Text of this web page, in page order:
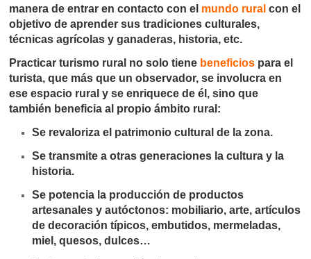
manera de entrar en contacto con el mundo rural con el
objetivo de aprender sus tradiciones culturales,
técnicas agrícolas y ganaderas, historia, etc.
Practicar turismo rural no solo tiene beneficios para el
turista, que más que un observador, se involucra en
ese espacio rural y se enriquece de él, sino que
también beneficia al propio ámbito rural:
Se revaloriza el patrimonio cultural de la zona.
Se transmite a otras generaciones la cultura y la
historia.
Se potencia la producción de productos
artesanales y autóctonos: mobiliario, arte, artículos
de decoración típicos, embutidos, mermeladas,
miel, quesos, dulces…